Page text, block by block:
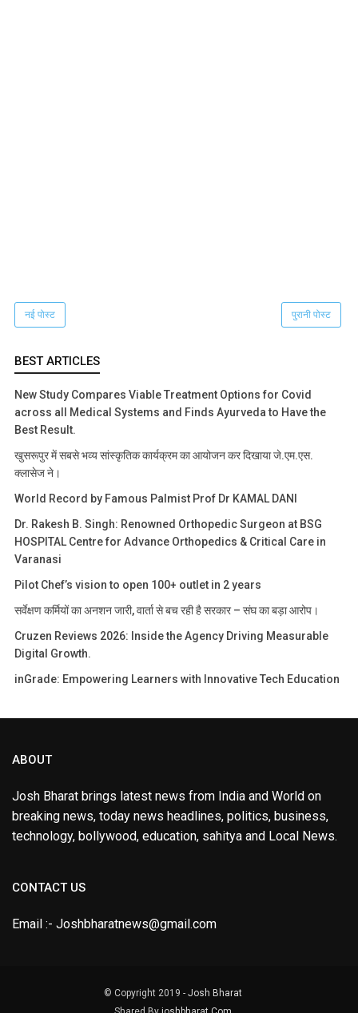
नई पोस्ट पुरानी पोस्ट
BEST ARTICLES
New Study Compares Viable Treatment Options for Covid
across all Medical Systems and Finds Ayurveda to Have the
Best Result.
खुसरूपुर में सबसे भव्य सांस्कृतिक कार्यक्रम का आयोजन कर दिखाया जे.एम.एस.
क्लासेज ने।
World Record by Famous Palmist Prof Dr KAMAL DANI
Dr. Rakesh B. Singh: Renowned Orthopedic Surgeon at BSG
HOSPITAL Centre for Advance Orthopedics & Critical Care in
Varanasi
Pilot Chef’s vision to open 100+ outlet in 2 years
सर्वेक्षण कर्मियों का अनशन जारी, वार्ता से बच रही है सरकार – संघ का बड़ा आरोप।
Cruzen Reviews 2026: Inside the Agency Driving Measurable
Digital Growth.
inGrade: Empowering Learners with Innovative Tech Education
ABOUT
Josh Bharat brings latest news from India and World on
breaking news, today news headlines, politics, business,
technology, bollywood, education, sahitya and Local News.
CONTACT US
Email :- Joshbharatnews@gmail.com
© Copyright 2019 - Josh Bharat